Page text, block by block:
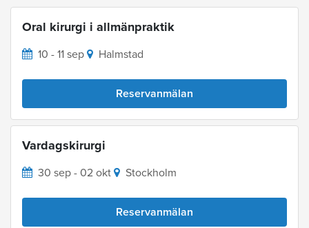
Oral kirurgi i allmänpraktik
10 - 11 sep Halmstad
Reservanmälan
Vardagskirurgi
30 sep - 02 okt Stockholm
Reservanmälan